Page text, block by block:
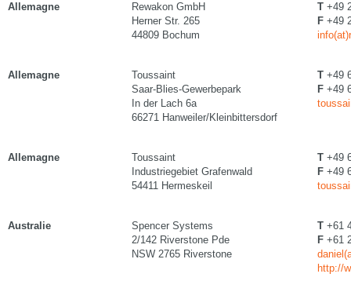
Allemagne
Rewakon GmbH
Herner Str. 265
44809 Bochum
T +49
F +49
Allemagne
Toussaint
Saar-Blies-Gewerbepark
In der Lach 6a
66271 Hanweiler/Kleinbittersdorf
T +49
F +49
Allemagne
Toussaint
Industriegebiet Grafenwald
54411 Hermeskeil
T +49
F +49
Australie
Spencer Systems
2/142 Riverstone Pde
NSW 2765 Riverstone
T +61
F +61
http://